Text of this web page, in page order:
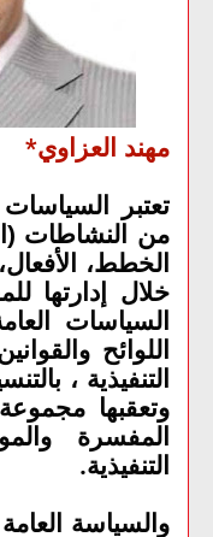
مهند العزاوي*
تعتبر
من النشاطات
الخطط،
خلال إدارتها
السياسات
اللوائح
التنفيذية ،
وتعقبها
المفسرة
التنفيذية.
والسياسة